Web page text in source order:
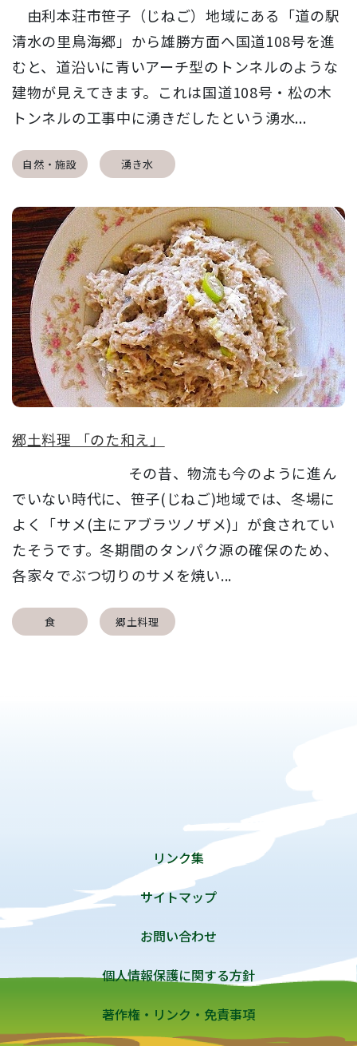
由利本荘市笹子（じねご）地域にある「道の駅
清水の里鳥海郷」から雄勝方面へ国道108号を進
むと、道沿いに青いアーチ型のトンネルのような
建物が見えてきます。これは国道108号・松の木
トンネルの工事中に湧きだしたという湧水...
自然・施設 湧き水
郷土料理 「のた和え」
その昔、物流も今のように進ん
でいない時代に、笹子(じねご)地域では、冬場に
よく「サメ(主にアブラツノザメ)」が食されてい
たそうです。冬期間のタンパク源の確保のため、
各家々でぶつ切りのサメを焼い...
食 郷土料理
リンク集
サイトマップ
お問い合わせ
個人情報保護に関する方針
著作権・リンク・免責事項